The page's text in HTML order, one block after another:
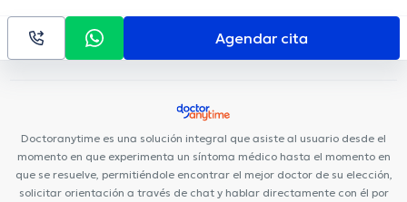
(Doctores Gabela)
Fortune Plaza Business Center
Sancho: Av. Amazonas
Hospital Axxis
CEPI Centro de la Piel
Hospital Metropolitano
Fortune Plaza Torre Alemania
Agendar cita
Doctoranytime es una solución integral que asiste al usuario desde el
momento en que experimenta un síntoma médico hasta el momento en
que se resuelve, permitiéndole encontrar el mejor doctor de su elección,
solicitar orientación a través de chat y hablar directamente con él por